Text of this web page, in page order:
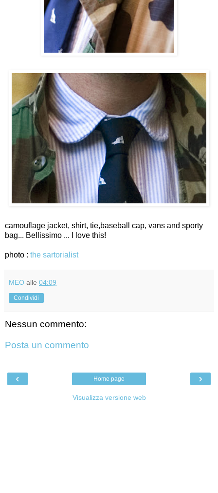
camouflage jacket, shirt, tie,baseball cap, vans and sporty
bag... Bellissimo ... I love this!
photo : the sartorialist
MEO alle 04:09
Condividi
Nessun commento:
Posta un commento
‹ ›
Home page
Visualizza versione web